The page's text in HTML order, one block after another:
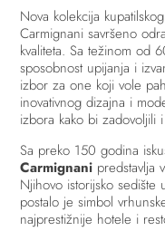
Nova kolekcija
Carmignani savršeno
kvaliteta. Sa težinom od
sposobnost upijanja i
izbor za one koji vole
inovativnog dizajna i
izbora kako bi zadovoljili
Sa preko 150 godina
Carmignani predstavlja
Njihovo istorijsko
postalo je simbol
najprestižnije hotele i